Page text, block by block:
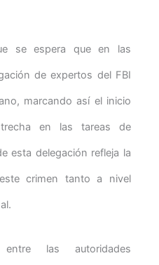
se espera que en las
de expertos del FBI
marcando así el inicio
en las tareas de
esta delegación refleja la
crimen tanto a nivel
las autoridades